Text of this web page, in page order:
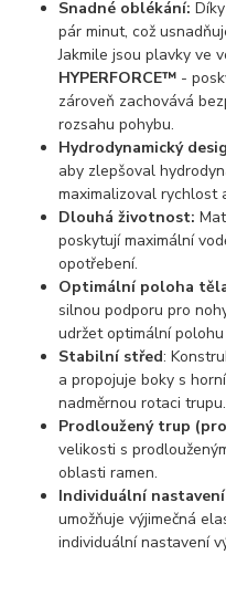
Snadné oblékání:
pár minut, což
Jakmile jsou plavky ve
HYPERFORCE™ -
zároveň zachovává
rozsahu pohybu.
Hydrodynamický
aby zlepšoval
maximalizoval rychlost
Dlouhá životnost:
poskytují maximální
opotřebení.
Optimální poloha
silnou podporu pro
udržet optimální
Stabilní střed:
a propojuje boky s
nadměrnou rotaci trupu.
Prodloužený trup
velikosti s
oblasti ramen.
Individuální
umožňuje výjimečná
individuální nastavení